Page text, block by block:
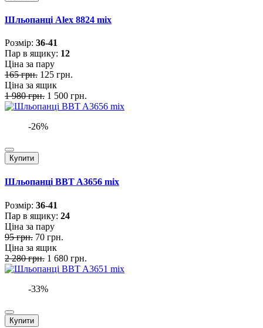
Шльопанці Alex 8824 mix
Розмiр: 36-41
Пар в ящику: 12
Ціна за пару
165 грн. 125 грн.
Ціна за ящик
1 980 грн. 1 500 грн.
-26%
Купити
Шльопанці BBT A3656 mix
Розмiр: 36-41
Пар в ящику: 24
Ціна за пару
95 грн. 70 грн.
Ціна за ящик
2 280 грн. 1 680 грн.
-33%
Купити